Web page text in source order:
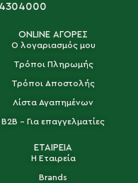
ONLINE ΑΓΟΡΕΣ
Ο λογαριασμός μου
Τρόποι Πληρωμής
Τρόποι Αποστολής
Λίστα Αγαπημένων
B2B - Για επαγγελματίες
ΕΤΑΙΡΕΙΑ
Η Εταιρεία
Brands